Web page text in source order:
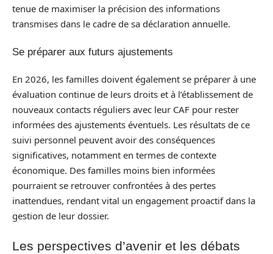
tenue de maximiser la précision des informations
transmises dans le cadre de sa déclaration annuelle.
Se préparer aux futurs ajustements
En 2026, les familles doivent également se préparer à une
évaluation continue de leurs droits et à l’établissement de
nouveaux contacts réguliers avec leur CAF pour rester
informées des ajustements éventuels. Les résultats de ce
suivi personnel peuvent avoir des conséquences
significatives, notamment en termes de contexte
économique. Des familles moins bien informées
pourraient se retrouver confrontées à des pertes
inattendues, rendant vital un engagement proactif dans la
gestion de leur dossier.
Les perspectives d’avenir et les débats